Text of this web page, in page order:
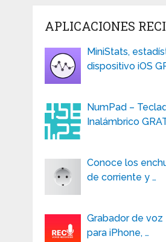
APLICACIONES
MiniStats,
dispositivo iOS
NumPad –
Inalámbrico
Conoce los
de corriente y …
Grabador de voz
para iPhone, …